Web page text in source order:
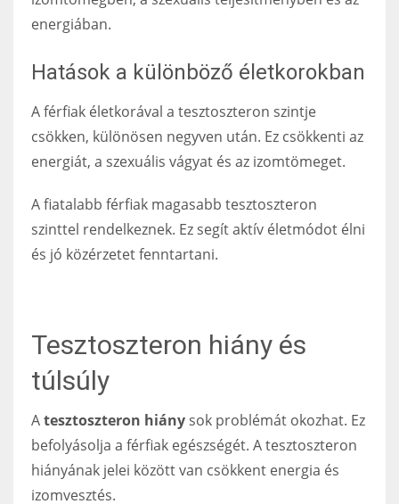
energiában.
Hatások a különböző életkorokban
A férfiak életkorával a tesztoszteron szintje
csökken, különösen negyven után. Ez csökkenti az
energiát, a szexuális vágyat és az izomtömeget.
A fiatalabb férfiak magasabb tesztoszteron
szinttel rendelkeznek. Ez segít aktív életmódot élni
és jó közérzetet fenntartani.
Tesztoszteron hiány és
túlsúly
Atesztoszteron hiány sok problémát okozhat. Ez
befolyásolja a férfiak egészségét. A tesztoszteron
hiányának jelei között van csökkent energia és
izomvesztés.